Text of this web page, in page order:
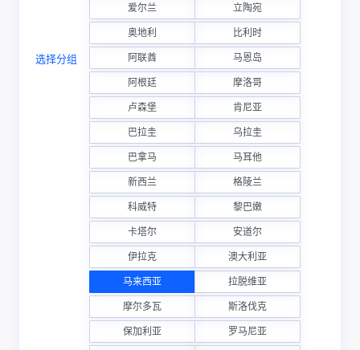
选择分组
爱尔兰 立陶宛
奥地利 比利时
阿联酋 马恩岛
阿根廷 摩洛哥
卢森堡 肯尼亚
巴拉圭 乌拉圭
巴拿马 马耳他
新西兰 格陵兰
科威特 黎巴嫩
卡塔尔 安道尔
伊拉克 澳大利亚
马来西亚 拉脱维亚
摩尔多瓦 斯洛伐克
保加利亚 罗马尼亚